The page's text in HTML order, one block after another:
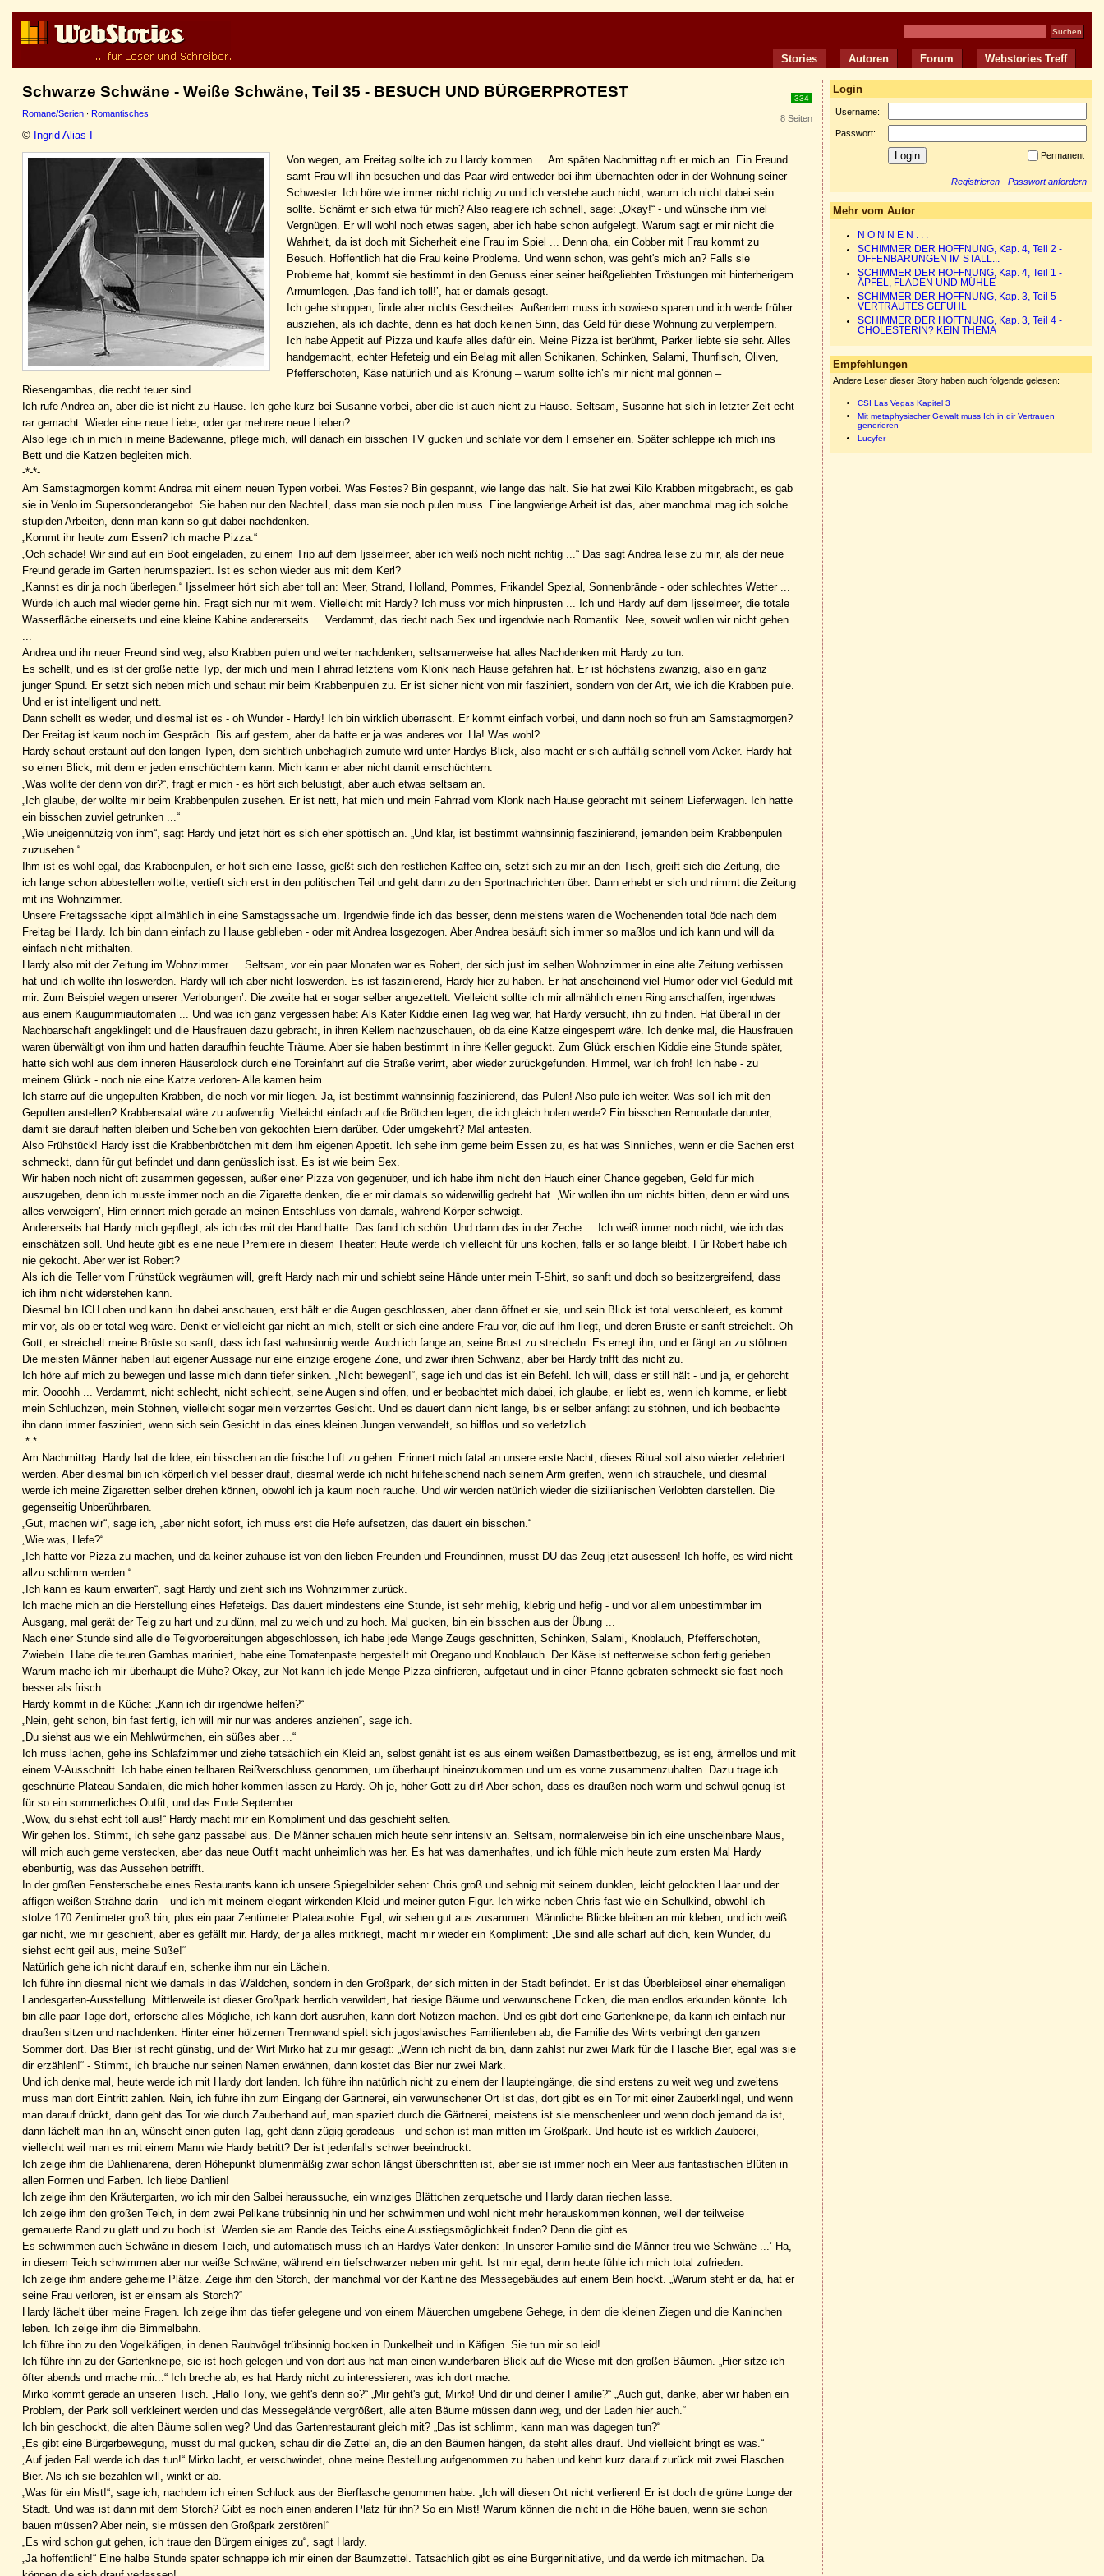
Stories Autoren Forum Webstories Treff
334
8 Seiten
Schwarze Schwäne - Weiße Schwäne, Teil 35 - BESUCH UND BÜRGERPROTEST
Romane/Serien · Romantisches
© Ingrid Alias I
Von wegen, am Freitag sollte ich zu Hardy kommen ... Am späten Nachmittag ruft er mich an. Ein Freund
samt Frau will ihn besuchen und das Paar wird entweder bei ihm übernachten oder in der Wohnung seiner
Schwester. Ich höre wie immer nicht richtig zu und ich verstehe auch nicht, warum ich nicht dabei sein
sollte. Schämt er sich etwa für mich? Also reagiere ich schnell, sage: „Okay!“ - und wünsche ihm viel
Vergnügen. Er will wohl noch etwas sagen, aber ich habe schon aufgelegt. Warum sagt er mir nicht die
Wahrheit, da ist doch mit Sicherheit eine Frau im Spiel ... Denn oha, ein Cobber mit Frau kommt zu
Besuch. Hoffentlich hat die Frau keine Probleme. Und wenn schon, was geht's mich an? Falls sie
Probleme hat, kommt sie bestimmt in den Genuss einer seiner heißgeliebten Tröstungen mit hinterherigem
Armumlegen. ‚Das fand ich toll!’, hat er damals gesagt.
Ich gehe shoppen, finde aber nichts Gescheites. Außerdem muss ich sowieso sparen und ich werde früher
ausziehen, als ich dachte, denn es hat doch keinen Sinn, das Geld für diese Wohnung zu verplempern.
Ich habe Appetit auf Pizza und kaufe alles dafür ein. Meine Pizza ist berühmt, Parker liebte sie sehr. Alles
handgemacht, echter Hefeteig und ein Belag mit allen Schikanen, Schinken, Salami, Thunfisch, Oliven,
Pfefferschoten, Käse natürlich und als Krönung – warum sollte ich’s mir nicht mal gönnen –
Riesengambas, die recht teuer sind.
Ich rufe Andrea an, aber die ist nicht zu Hause. Ich gehe kurz bei Susanne vorbei, aber die ist auch nicht zu Hause. Seltsam, Susanne hat sich in letzter Zeit echt
rar gemacht. Wieder eine neue Liebe, oder gar mehrere neue Lieben?
Also lege ich in mich in meine Badewanne, pflege mich, will danach ein bisschen TV gucken und schlafe vor dem Fernseher ein. Später schleppe ich mich ins
Bett und die Katzen begleiten mich.
-*-*-
Am Samstagmorgen kommt Andrea mit einem neuen Typen vorbei. Was Festes? Bin gespannt, wie lange das hält. Sie hat zwei Kilo Krabben mitgebracht, es gab
sie in Venlo im Supersonderangebot. Sie haben nur den Nachteil, dass man sie noch pulen muss. Eine langwierige Arbeit ist das, aber manchmal mag ich solche
stupiden Arbeiten, denn man kann so gut dabei nachdenken.
„Kommt ihr heute zum Essen? ich mache Pizza.“
„Och schade! Wir sind auf ein Boot eingeladen, zu einem Trip auf dem Ijsselmeer, aber ich weiß noch nicht richtig ...“ Das sagt Andrea leise zu mir, als der neue
Freund gerade im Garten herumspaziert. Ist es schon wieder aus mit dem Kerl?
„Kannst es dir ja noch überlegen.“ Ijsselmeer hört sich aber toll an: Meer, Strand, Holland, Pommes, Frikandel Spezial, Sonnenbrände - oder schlechtes Wetter ...
Würde ich auch mal wieder gerne hin. Fragt sich nur mit wem. Vielleicht mit Hardy? Ich muss vor mich hinprusten ... Ich und Hardy auf dem Ijsselmeer, die totale
Wasserfläche einerseits und eine kleine Kabine andererseits ... Verdammt, das riecht nach Sex und irgendwie nach Romantik. Nee, soweit wollen wir nicht gehen
Andrea und ihr neuer Freund sind weg, also Krabben pulen und weiter nachdenken, seltsamerweise hat alles Nachdenken mit Hardy zu tun.
Es schellt, und es ist der große nette Typ, der mich und mein Fahrrad letztens vom Klonk nach Hause gefahren hat. Er ist höchstens zwanzig, also ein ganz
junger Spund. Er setzt sich neben mich und schaut mir beim Krabbenpulen zu. Er ist sicher nicht von mir fasziniert, sondern von der Art, wie ich die Krabben pule.
Und er ist intelligent und nett.
Dann schellt es wieder, und diesmal ist es - oh Wunder - Hardy! Ich bin wirklich überrascht. Er kommt einfach vorbei, und dann noch so früh am Samstagmorgen?
Der Freitag ist kaum noch im Gespräch. Bis auf gestern, aber da hatte er ja was anderes vor. Ha! Was wohl?
Hardy schaut erstaunt auf den langen Typen, dem sichtlich unbehaglich zumute wird unter Hardys Blick, also macht er sich auffällig schnell vom Acker. Hardy hat
so einen Blick, mit dem er jeden einschüchtern kann. Mich kann er aber nicht damit einschüchtern.
„Was wollte der denn von dir?“, fragt er mich - es hört sich belustigt, aber auch etwas seltsam an.
„Ich glaube, der wollte mir beim Krabbenpulen zusehen. Er ist nett, hat mich und mein Fahrrad vom Klonk nach Hause gebracht mit seinem Lieferwagen. Ich hatte
ein bisschen zuviel getrunken ...“
„Wie uneigennützig von ihm“, sagt Hardy und jetzt hört es sich eher spöttisch an. „Und klar, ist bestimmt wahnsinnig faszinierend, jemanden beim Krabbenpulen
zuzusehen.“
Ihm ist es wohl egal, das Krabbenpulen, er holt sich eine Tasse, gießt sich den restlichen Kaffee ein, setzt sich zu mir an den Tisch, greift sich die Zeitung, die
ich lange schon abbestellen wollte, vertieft sich erst in den politischen Teil und geht dann zu den Sportnachrichten über. Dann erhebt er sich und nimmt die Zeitung
mit ins Wohnzimmer.
Unsere Freitagssache kippt allmählich in eine Samstagssache um. Irgendwie finde ich das besser, denn meistens waren die Wochenenden total öde nach dem
Freitag bei Hardy. Ich bin dann einfach zu Hause geblieben - oder mit Andrea losgezogen. Aber Andrea besäuft sich immer so maßlos und ich kann und will da
einfach nicht mithalten.
Hardy also mit der Zeitung im Wohnzimmer ... Seltsam, vor ein paar Monaten war es Robert, der sich just im selben Wohnzimmer in eine alte Zeitung verbissen
hat und ich wollte ihn loswerden. Hardy will ich aber nicht loswerden. Es ist faszinierend, Hardy hier zu haben. Er hat anscheinend viel Humor oder viel Geduld mit
mir. Zum Beispiel wegen unserer ‚Verlobungen’. Die zweite hat er sogar selber angezettelt. Vielleicht sollte ich mir allmählich einen Ring anschaffen, irgendwas
aus einem Kaugummiautomaten ... Und was ich ganz vergessen habe: Als Kater Kiddie einen Tag weg war, hat Hardy versucht, ihn zu finden. Hat überall in der
Nachbarschaft angeklingelt und die Hausfrauen dazu gebracht, in ihren Kellern nachzuschauen, ob da eine Katze eingesperrt wäre. Ich denke mal, die Hausfrauen
waren überwältigt von ihm und hatten daraufhin feuchte Träume. Aber sie haben bestimmt in ihre Keller geguckt. Zum Glück erschien Kiddie eine Stunde später,
hatte sich wohl aus dem inneren Häuserblock durch eine Toreinfahrt auf die Straße verirrt, aber wieder zurückgefunden. Himmel, war ich froh! Ich habe - zu
meinem Glück - noch nie eine Katze verloren- Alle kamen heim.
Ich starre auf die ungepulten Krabben, die noch vor mir liegen. Ja, ist bestimmt wahnsinnig faszinierend, das Pulen! Also pule ich weiter. Was soll ich mit den
Gepulten anstellen? Krabbensalat wäre zu aufwendig. Vielleicht einfach auf die Brötchen legen, die ich gleich holen werde? Ein bisschen Remoulade darunter,
damit sie darauf haften bleiben und Scheiben von gekochten Eiern darüber. Oder umgekehrt? Mal antesten.
Also Frühstück! Hardy isst die Krabbenbrötchen mit dem ihm eigenen Appetit. Ich sehe ihm gerne beim Essen zu, es hat was Sinnliches, wenn er die Sachen erst
schmeckt, dann für gut befindet und dann genüsslich isst. Es ist wie beim Sex.
Wir haben noch nicht oft zusammen gegessen, außer einer Pizza von gegenüber, und ich habe ihm nicht den Hauch einer Chance gegeben, Geld für mich
auszugeben, denn ich musste immer noch an die Zigarette denken, die er mir damals so widerwillig gedreht hat. ‚Wir wollen ihn um nichts bitten, denn er wird uns
alles verweigern’, Hirn erinnert mich gerade an meinen Entschluss von damals, während Körper schweigt.
Andererseits hat Hardy mich gepflegt, als ich das mit der Hand hatte. Das fand ich schön. Und dann das in der Zeche ... Ich weiß immer noch nicht, wie ich das
einschätzen soll. Und heute gibt es eine neue Premiere in diesem Theater: Heute werde ich vielleicht für uns kochen, falls er so lange bleibt. Für Robert habe ich
nie gekocht. Aber wer ist Robert?
Als ich die Teller vom Frühstück wegräumen will, greift Hardy nach mir und schiebt seine Hände unter mein T-Shirt, so sanft und doch so besitzergreifend, dass
ich ihm nicht widerstehen kann.
Diesmal bin ICH oben und kann ihn dabei anschauen, erst hält er die Augen geschlossen, aber dann öffnet er sie, und sein Blick ist total verschleiert, es kommt
mir vor, als ob er total weg wäre. Denkt er vielleicht gar nicht an mich, stellt er sich eine andere Frau vor, die auf ihm liegt, und deren Brüste er sanft streichelt. Oh
Gott, er streichelt meine Brüste so sanft, dass ich fast wahnsinnig werde. Auch ich fange an, seine Brust zu streicheln. Es erregt ihn, und er fängt an zu stöhnen.
Die meisten Männer haben laut eigener Aussage nur eine einzige erogene Zone, und zwar ihren Schwanz, aber bei Hardy trifft das nicht zu.
Ich höre auf mich zu bewegen und lasse mich dann tiefer sinken. „Nicht bewegen!“, sage ich und das ist ein Befehl. Ich will, dass er still hält - und ja, er gehorcht
mir. Oooohh ... Verdammt, nicht schlecht, nicht schlecht, seine Augen sind offen, und er beobachtet mich dabei, ich glaube, er liebt es, wenn ich komme, er liebt
mein Schluchzen, mein Stöhnen, vielleicht sogar mein verzerrtes Gesicht. Und es dauert dann nicht lange, bis er selber anfängt zu stöhnen, und ich beobachte
ihn dann immer fasziniert, wenn sich sein Gesicht in das eines kleinen Jungen verwandelt, so hilflos und so verletzlich.
-*-*-
Am Nachmittag: Hardy hat die Idee, ein bisschen an die frische Luft zu gehen. Erinnert mich fatal an unsere erste Nacht, dieses Ritual soll also wieder zelebriert
werden. Aber diesmal bin ich körperlich viel besser drauf, diesmal werde ich nicht hilfeheischend nach seinem Arm greifen, wenn ich strauchele, und diesmal
werde ich meine Zigaretten selber drehen können, obwohl ich ja kaum noch rauche. Und wir werden natürlich wieder die sizilianischen Verlobten darstellen. Die
gegenseitig Unberührbaren.
„Gut, machen wir“, sage ich, „aber nicht sofort, ich muss erst die Hefe aufsetzen, das dauert ein bisschen.“
„Wie was, Hefe?“
„Ich hatte vor Pizza zu machen, und da keiner zuhause ist von den lieben Freunden und Freundinnen, musst DU das Zeug jetzt ausessen! Ich hoffe, es wird nicht
allzu schlimm werden.“
„Ich kann es kaum erwarten“, sagt Hardy und zieht sich ins Wohnzimmer zurück.
Ich mache mich an die Herstellung eines Hefeteigs. Das dauert mindestens eine Stunde, ist sehr mehlig, klebrig und hefig - und vor allem unbestimmbar im
Ausgang, mal gerät der Teig zu hart und zu dünn, mal zu weich und zu hoch. Mal gucken, bin ein bisschen aus der Übung ...
Nach einer Stunde sind alle die Teigvorbereitungen abgeschlossen, ich habe jede Menge Zeugs geschnitten, Schinken, Salami, Knoblauch, Pfefferschoten,
Zwiebeln. Habe die teuren Gambas mariniert, habe eine Tomatenpaste hergestellt mit Oregano und Knoblauch. Der Käse ist netterweise schon fertig gerieben.
Warum mache ich mir überhaupt die Mühe? Okay, zur Not kann ich jede Menge Pizza einfrieren, aufgetaut und in einer Pfanne gebraten schmeckt sie fast noch
besser als frisch.
Hardy kommt in die Küche: „Kann ich dir irgendwie helfen?“
„Nein, geht schon, bin fast fertig, ich will mir nur was anderes anziehen“, sage ich.
„Du siehst aus wie ein Mehlwürmchen, ein süßes aber ...“
Ich muss lachen, gehe ins Schlafzimmer und ziehe tatsächlich ein Kleid an, selbst genäht ist es aus einem weißen Damastbettbezug, es ist eng, ärmellos und mit
einem V-Ausschnitt. Ich habe einen teilbaren Reißverschluss genommen, um überhaupt hineinzukommen und um es vorne zusammenzuhalten. Dazu trage ich
geschnürte Plateau-Sandalen, die mich höher kommen lassen zu Hardy. Oh je, höher Gott zu dir! Aber schön, dass es draußen noch warm und schwül genug ist
für so ein sommerliches Outfit, und das Ende September.
„Wow, du siehst echt toll aus!“ Hardy macht mir ein Kompliment und das geschieht selten.
Wir gehen los. Stimmt, ich sehe ganz passabel aus. Die Männer schauen mich heute sehr intensiv an. Seltsam, normalerweise bin ich eine unscheinbare Maus,
will mich auch gerne verstecken, aber das neue Outfit macht unheimlich was her. Es hat was damenhaftes, und ich fühle mich heute zum ersten Mal Hardy
ebenbürtig, was das Aussehen betrifft.
In der großen Fensterscheibe eines Restaurants kann ich unsere Spiegelbilder sehen: Chris groß und sehnig mit seinem dunklen, leicht gelockten Haar und der
affigen weißen Strähne darin – und ich mit meinem elegant wirkenden Kleid und meiner guten Figur. Ich wirke neben Chris fast wie ein Schulkind, obwohl ich
stolze 170 Zentimeter groß bin, plus ein paar Zentimeter Plateausohle. Egal, wir sehen gut aus zusammen. Männliche Blicke bleiben an mir kleben, und ich weiß
gar nicht, wie mir geschieht, aber es gefällt mir. Hardy, der ja alles mitkriegt, macht mir wieder ein Kompliment: „Die sind alle scharf auf dich, kein Wunder, du
siehst echt geil aus, meine Süße!“
Natürlich gehe ich nicht darauf ein, schenke ihm nur ein Lächeln.
Ich führe ihn diesmal nicht wie damals in das Wäldchen, sondern in den Großpark, der sich mitten in der Stadt befindet. Er ist das Überbleibsel einer ehemaligen
Landesgarten-Ausstellung. Mittlerweile ist dieser Großpark herrlich verwildert, hat riesige Bäume und verwunschene Ecken, die man endlos erkunden könnte. Ich
bin alle paar Tage dort, erforsche alles Mögliche, ich kann dort ausruhen, kann dort Notizen machen. Und es gibt dort eine Gartenkneipe, da kann ich einfach nur
draußen sitzen und nachdenken. Hinter einer hölzernen Trennwand spielt sich jugoslawisches Familienleben ab, die Familie des Wirts verbringt den ganzen
Sommer dort. Das Bier ist recht günstig, und der Wirt Mirko hat zu mir gesagt: „Wenn ich nicht da bin, dann zahlst nur zwei Mark für die Flasche Bier, egal was sie
dir erzählen!“ - Stimmt, ich brauche nur seinen Namen erwähnen, dann kostet das Bier nur zwei Mark.
Und ich denke mal, heute werde ich mit Hardy dort landen. Ich führe ihn natürlich nicht zu einem der Haupteingänge, die sind erstens zu weit weg und zweitens
muss man dort Eintritt zahlen. Nein, ich führe ihn zum Eingang der Gärtnerei, ein verwunschener Ort ist das, dort gibt es ein Tor mit einer Zauberklingel, und wenn
man darauf drückt, dann geht das Tor wie durch Zauberhand auf, man spaziert durch die Gärtnerei, meistens ist sie menschenleer und wenn doch jemand da ist,
dann lächelt man ihn an, wünscht einen guten Tag, geht dann zügig geradeaus - und schon ist man mitten im Großpark. Und heute ist es wirklich Zauberei,
vielleicht weil man es mit einem Mann wie Hardy betritt? Der ist jedenfalls schwer beeindruckt.
Ich zeige ihm die Dahlienarena, deren Höhepunkt blumenmäßig zwar schon längst überschritten ist, aber sie ist immer noch ein Meer aus fantastischen Blüten in
allen Formen und Farben. Ich liebe Dahlien!
Ich zeige ihm den Kräutergarten, wo ich mir den Salbei heraussuche, ein winziges Blättchen zerquetsche und Hardy daran riechen lasse.
Ich zeige ihm den großen Teich, in dem zwei Pelikane trübsinnig hin und her schwimmen und wohl nicht mehr herauskommen können, weil der teilweise
gemauerte Rand zu glatt und zu hoch ist. Werden sie am Rande des Teichs eine Ausstiegsmöglichkeit finden? Denn die gibt es.
Es schwimmen auch Schwäne in diesem Teich, und automatisch muss ich an Hardys Vater denken: ‚In unserer Familie sind die Männer treu wie Schwäne ...’ Ha,
in diesem Teich schwimmen aber nur weiße Schwäne, während ein tiefschwarzer neben mir geht. Ist mir egal, denn heute fühle ich mich total zufrieden.
Ich zeige ihm andere geheime Plätze. Zeige ihm den Storch, der manchmal vor der Kantine des Messegebäudes auf einem Bein hockt. „Warum steht er da, hat er
seine Frau verloren, ist er einsam als Storch?“
Hardy lächelt über meine Fragen. Ich zeige ihm das tiefer gelegene und von einem Mäuerchen umgebene Gehege, in dem die kleinen Ziegen und die Kaninchen
leben. Ich zeige ihm die Bimmelbahn.
Ich führe ihn zu den Vogelkäfigen, in denen Raubvögel trübsinnig hocken in Dunkelheit und in Käfigen. Sie tun mir so leid!
Ich führe ihn zu der Gartenkneipe, sie ist hoch gelegen und von dort aus hat man einen wunderbaren Blick auf die Wiese mit den großen Bäumen. „Hier sitze ich
öfter abends und mache mir...“ Ich breche ab, es hat Hardy nicht zu interessieren, was ich dort mache.
Mirko kommt gerade an unseren Tisch. „Hallo Tony, wie geht's denn so?“ „Mir geht's gut, Mirko! Und dir und deiner Familie?“ „Auch gut, danke, aber wir haben ein
Problem, der Park soll verkleinert werden und das Messegelände vergrößert, alle alten Bäume müssen dann weg, und der Laden hier auch.“
Ich bin geschockt, die alten Bäume sollen weg? Und das Gartenrestaurant gleich mit? „Das ist schlimm, kann man was dagegen tun?“
„Es gibt eine Bürgerbewegung, musst du mal gucken, schau dir die Zettel an, die an den Bäumen hängen, da steht alles drauf. Und vielleicht bringt es was.“
„Auf jeden Fall werde ich das tun!“ Mirko lacht, er verschwindet, ohne meine Bestellung aufgenommen zu haben und kehrt kurz darauf zurück mit zwei Flaschen
Bier. Als ich sie bezahlen will, winkt er ab.
„Was für ein Mist!“, sage ich, nachdem ich einen Schluck aus der Bierflasche genommen habe. „Ich will diesen Ort nicht verlieren! Er ist doch die grüne Lunge der
Stadt. Und was ist dann mit dem Storch? Gibt es noch einen anderen Platz für ihn? So ein Mist! Warum können die nicht in die Höhe bauen, wenn sie schon
bauen müssen? Aber nein, sie müssen den Großpark zerstören!“
„Es wird schon gut gehen, ich traue den Bürgern einiges zu“, sagt Hardy.
„Ja hoffentlich!“ Eine halbe Stunde später schnappe ich mir einen der Baumzettel. Tatsächlich gibt es eine Bürgerinitiative, und da werde ich mitmachen. Da
Login
Username:
Passwort:
Permanent
Registrieren · Passwort anfordern
Mehr vom Autor
N O N N E N . . .
SCHIMMER DER HOFFNUNG, Kap. 4, Teil 2 -
OFFENBARUNGEN IM STALL...
SCHIMMER DER HOFFNUNG, Kap. 4, Teil 1 -
ÄPFEL, FLADEN UND MÜHLE
SCHIMMER DER HOFFNUNG, Kap. 3, Teil 5 -
VERTRAUTES GEFÜHL
SCHIMMER DER HOFFNUNG, Kap. 3, Teil 4 -
CHOLESTERIN? KEIN THEMA
Empfehlungen
Andere Leser dieser Story haben auch folgende gelesen:
CSI Las Vegas Kapitel 3
Mit metaphysischer Gewalt muss Ich in dir Vertrauen
generieren
Lucyfer